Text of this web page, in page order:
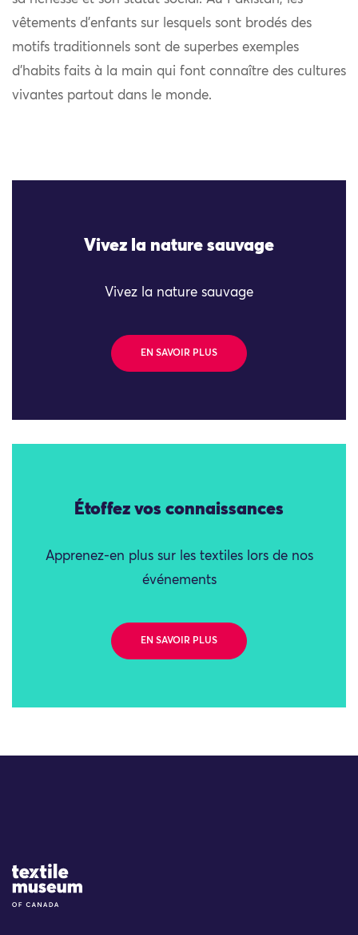
vêtements d’enfants sur lesquels sont brodés des
motifs traditionnels sont de superbes exemples
d’habits faits à la main qui font connaître des cultures
vivantes partout dans le monde.
Vivez la nature sauvage
Vivez la nature sauvage
EN SAVOIR PLUS
Étoffez vos connaissances
Apprenez-en plus sur les textiles lors de nos
événements
EN SAVOIR PLUS
Site Logo